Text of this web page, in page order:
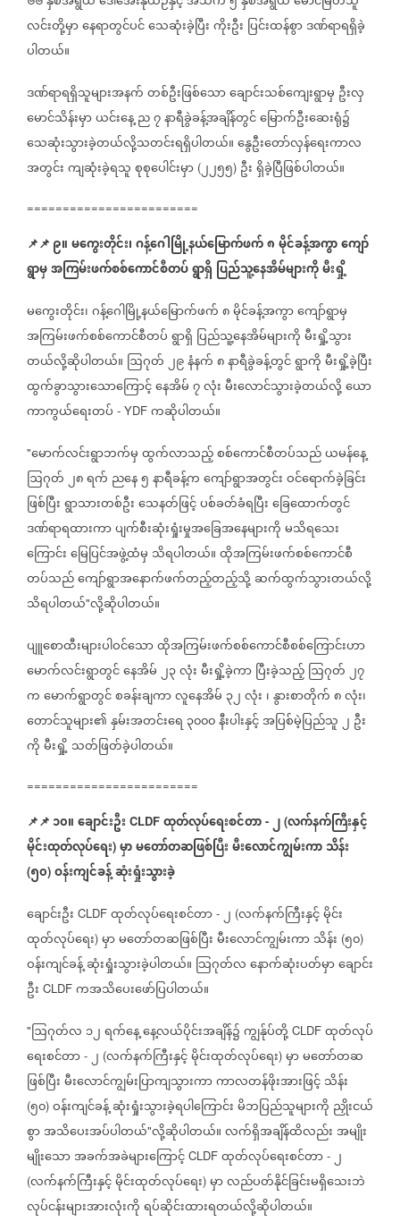
လင်းတို့မှာနေရာတွင်ပင်သေဆုံးခဲ့ပြီးကိုးဦး ပြင်းထန်စွာဒဏ်ရာရရှိခဲ့
ပါတယ်။
ဒဏ်ရာရရှိသူများအနက်တစ်ဦးဖြစ်သောချောင်းသစ်ကျေးရွာမှ ဦးလှ
မောင်သိန်းမှာယင်းနေ့ည၇နာရီခွဲခန့်အချိန်တွင်မြောက်ဦးဆေးရုံ၌
သေဆုံးသွားခဲ့တယ်လို့သတင်းရရှိပါတယ်။နွေဦးတော်လှန်ရေးကာလ
အတွင်းကျဆုံးခဲ့ရသူစုစုပေါင်းမှာ (၂၂၅၅) ဦးရှိခဲ့ပြီဖြစ်ပါတယ်။
========================
📌📌၉။မကွေးတိုင်း၊ဂန့်ဂေါမြို့နယ်မြောက်ဖက်၈မိုင်ခန့်အကွာကျော်
ရွာမှအကြမ်းဖက်စစ်ကောင်စီတပ်ရွာရှိ ပြည်သူ့နေအိမ်များကိုမီးရှို့
မကွေးတိုင်း၊ဂန့်ဂေါမြို့နယ်မြောက်ဖက်၈မိုင်ခန့်အကွာကျော်ရွာမှ
အကြမ်းဖက်စစ်ကောင်စီတပ်ရွာရှိ ပြည်သူ့နေအိမ်များကိုမီးရှို့သွား
တယ်လို့ဆိုပါတယ်။ ဩဂုတ်၂၉နံနက်၈နာရီခွဲခန့်တွင်ရွာကိုမီးရှို့ခဲ့ပြီး
ထွက်ခွာသွားသောကြောင့်နေအိမ်၇လုံးမီးလောင်သွားခဲ့တယ်လို့ယော
ကာကွယ်ရေးတပ် - YDF ကဆိုပါတယ်။
"မောက်လင်းရွာဘက်မှထွက်လာသည့်စစ်ကောင်စီတပ်သည်ယမန်နေ့
ဩဂုတ်၂၈ရက် ညနေ၅နာရီခန့်ကကျော်ရွာအတွင်းဝင်ရောက်ခဲ့ခြင်း
ဖြစ်ပြီးရွာသားတစ်ဦးသေနတ်ဖြင့်ပစ်ခတ်ခံရပြီးခြေထောက်တွင်
ဒဏ်ရာရထားကာပျက်စီးဆုံးရှုံးမှုအခြေအနေများကိုမသိရသေး
ကြောင်းမြေပြင်အဖွဲ့ထံမှ သိရပါတယ်။ထိုအကြမ်းဖက်စစ်ကောင်စီ
တပ်သည်ကျော်ရွာအနောက်ဖက်တည့်တည့်သို့ဆက်ထွက်သွားတယ်လို့
သိရပါတယ်"လို့ဆိုပါတယ်။
ပျူစောထီးများပါဝင်သောထိုအကြမ်းဖက်စစ်ကောင်စီစစ်ကြောင်းဟာ
မောက်လင်းရွာတွင်နေအိမ်၂၃လုံးမီးရှို့ခဲ့ကာပြီးခဲ့သည့်ဩဂုတ်၂၇
ကမောက်ရွာတွင်စခန်းချကာလူနေအိမ် ၃၂လုံး ၊နွားစာတိုက်၈လုံး၊
တောင်သူများ၏နှမ်းအတင်းရေ ၃၀၀၀နီးပါးနှင့်အပြစ်မဲ့ပြည်သူ၂ ဦး
ကိုမီးရှို့သတ်ဖြတ်ခဲ့ပါတယ်။
========================
📌📌၁၀။ချောင်းဦး CLDF ထုတ်လုပ်ရေးစင်တာ - ၂ (လက်နက်ကြီးနှင့်
မိုင်းထုတ်လုပ်ရေး) မှာမတော်တဆဖြစ်ပြီးမီးလောင်ကျွမ်းကာသိန်း
(၅၀) ဝန်းကျင်ခန့်ဆုံးရှုံးသွားခဲ့
ချောင်းဦး CLDF ထုတ်လုပ်ရေးစင်တာ - ၂ (လက်နက်ကြီးနှင့်မိုင်း
ထုတ်လုပ်ရေး) မှာမတော်တဆဖြစ်ပြီးမီးလောင်ကျွမ်းကာသိန်း (၅၀)
ဝန်းကျင်ခန့်ဆုံးရှုံးသွားခဲ့ပါတယ်။ သြဂုတ်လနောက်ဆုံးပတ်မှာချောင်း
ဦး CLDF ကအသိပေးဖော်ပြပါတယ်။
"ဩဂုတ်လ ၁၂ရက်နေ့နေ့လယ်ပိုင်းအချိန်၌ကျွန်ုပ်တို့ CLDF ထုတ်လုပ်
ရေးစင်တာ - ၂ (လက်နက်ကြီးနှင့်မိုင်းထုတ်လုပ်ရေး) မှာမတော်တဆ
ဖြစ်ပြီးမီးလောင်ကျွမ်းပြာကျသွားကာကာလတန်ဖိုးအားဖြင့်သိန်း
(၅၀) ဝန်းကျင်ခန့်ဆုံးရှုံးသွားခဲ့ရပါကြောင်းမိဘပြည်သူများကို ညှိုးငယ်
စွာအသိပေးအပ်ပါတယ်"လို့ဆိုပါတယ်။လက်ရှိအချိန်ထိလည်းအမျိုး
မျိုးသောအခက်အခဲများကြောင့် CLDF ထုတ်လုပ်ရေးစင်တာ - ၂
(လက်နက်ကြီးနှင့်မိုင်းထုတ်လုပ်ရေး) မှာလည်ပတ်နိုင်ခြင်းမရှိသေးဘဲ
လုပ်ငန်းများအားလုံးကိုရပ်ဆိုင်းထားရတယ်လို့ဆိုပါတယ်။